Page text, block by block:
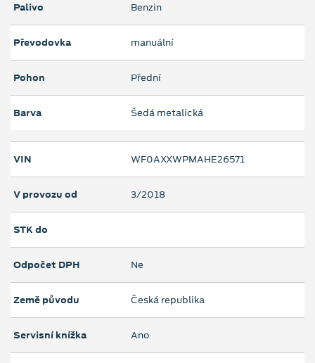
Palivo Benzin
Převodovka manuální
Pohon Přední
Barva Šedá metalická
VIN WF0AXXWPMAHE26571
V provozu od 3/2018
STK do
Odpočet DPH Ne
Země původu Česká republika
Servisní knížka Ano